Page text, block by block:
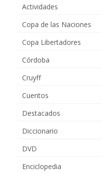
Actividades
Copa de las Naciones
Copa Libertadores
Córdoba
Cruyff
Cuentos
Destacados
Diccionario
DVD
Enciclopedia